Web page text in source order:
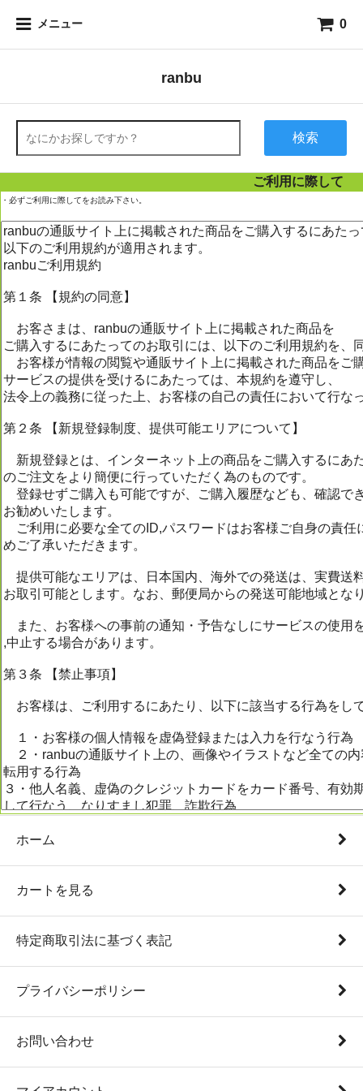
メニュー 0
ranbu
検索
ご利用に際して
・必ずご利用に際してをお読み下さい。
ホーム
カートを見る
特定商取引法に基づく表記
プライバシーポリシー
お問い合わせ